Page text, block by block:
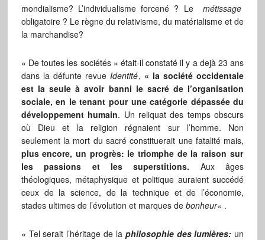
mondialisme? L’individualisme forcené ? Lemétissage
obligatoire ? Le règne du relativisme, du matérialisme et de
la marchandise?
« De toutes les sociétés » était-il constaté il y a dejà 23 ans
dans la défunte revue Identité, « la société occidentale
est la seule à avoir banni le sacré de l’organisation
sociale, en le tenant pour une catégorie dépassée du
développement humain. Un reliquat des temps obscurs
où Dieu et la religion régnaient sur l’homme. Non
seulement la mort du sacré constituerait une fatalité mais,
plus encore, un progrès: le triomphe de la raison sur
les passions et les superstitions. Aux âges
théologiques, métaphysique et politique auraient succédé
ceux de la science, de la technique et de l’économie,
stades ultimes de l’évolution et marques de bonheur« .
« Tel serait l’héritage de laphilosophie des lumières: un